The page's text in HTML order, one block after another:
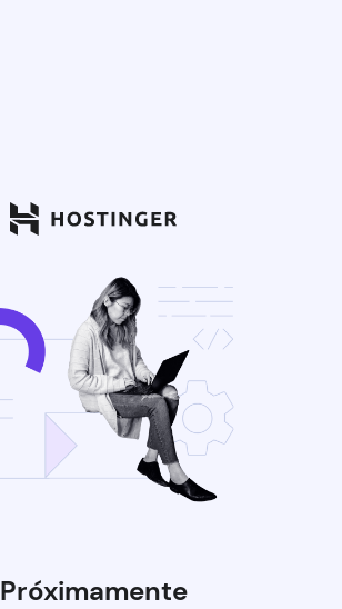
Próximamente